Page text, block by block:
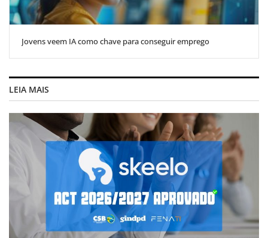
Jovens veem IA como chave para conseguir emprego
LEIA MAIS